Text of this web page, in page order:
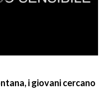
i giovani cercano